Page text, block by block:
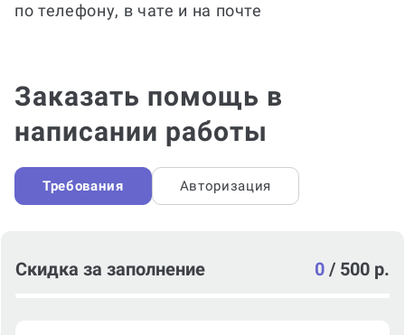
по телефону, в чате и на почте
Заказать помощь в
написании работы
Требования Авторизация
Скидка за заполнение 0 / 500 р.